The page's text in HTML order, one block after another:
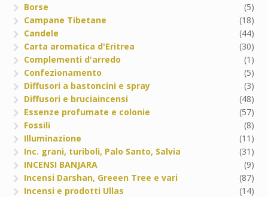
Borse
(5)
Campane Tibetane
(18)
Candele
(44)
Carta aromatica d'Eritrea
(30)
Complementi d'arredo
(1)
Confezionamento
(5)
Diffusori a bastoncini e spray
(3)
Diffusori e bruciaincensi
(48)
Essenze profumate e colonie
(57)
Fossili
(8)
Illuminazione
(11)
Inc. grani, turiboli, Palo Santo, Salvia
(31)
INCENSI BANJARA
(9)
Incensi Darshan, Greeen Tree e vari
(87)
Incensi e prodotti Ullas
(14)